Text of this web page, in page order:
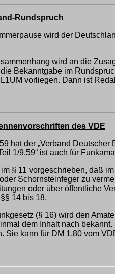
Rundspruch
wird der
wird an die
Bekanntgabe im
vorliegen. Dann ist
des VDE
hat der „Verband
1/9.59“ ist auch für
§ 11 vorgeschrieben, daß
Schornsteinfeger zu
oder über öffentliche
14 bis 18.
(§ 16) wird den
dem Inhalt nach
Sie kann für DM 1,80 vom